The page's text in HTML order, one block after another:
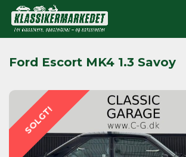
Ford Escort MK4 1.3 Savoy
SOLGT!